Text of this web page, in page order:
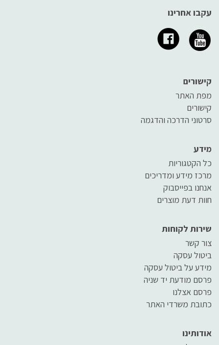
עקבו אחרינו
קישורים
מפת האתר
קישורים
סרטוני הדרכה והדגמה
מידע
כל הקטגוריות
מרכז מידע ומדריכים
אנחנו בפייסבוק
חוות דעת מוצרים
שירות לקוחות
צור קשר
ביטול עסקה
מידע על ביטול עסקה
פרסם מודעת יד שניה
פרסם אצלנו
כתובת משרדי האתר
אודותינו